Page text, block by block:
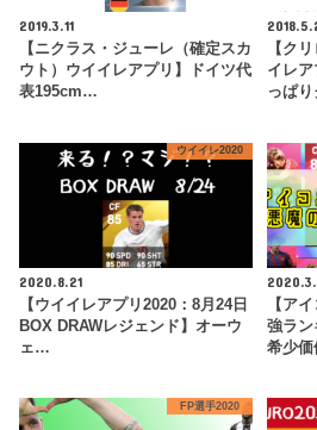
2019.3.11
【ニクラス・ジューレ（確定スカ
ウト）ウイイレアプリ】ドイツ代
表195cm…
【ク
イレ
っぱ
ウイイレ2020
2020.8.21
【ウイイレアプリ2020：8月24日
BOX DRAWレジェンド】オーウ
ェ…
【ア
強ラン
希少
FP選手2020